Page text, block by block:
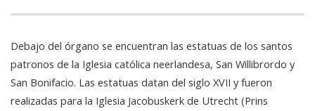
Debajo del órgano se encuentran las estatuas de los santos
patronos de la Iglesia católica neerlandesa, San Willibrordo y
San Bonifacio. Las estatuas datan del siglo XVII y fueron
realizadas para la Iglesia Jacobuskerk de Utrecht (Prins